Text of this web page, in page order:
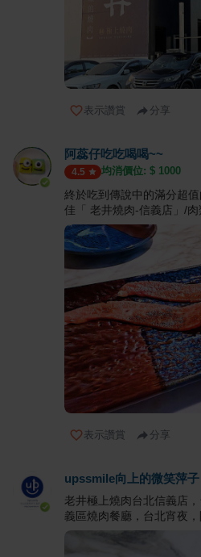
表示讚賞 分享
阿蕊仔吃吃喝喝~~
4.5 均消價位: $ 1000
終於吃到傳說中的滿分超
佳「 老井燒肉-信義店」/肉
表示讚賞 分享
upssmile向上的微笑萍子
老井極上燒肉台北信義店
義區燒肉餐廳，台北宵夜